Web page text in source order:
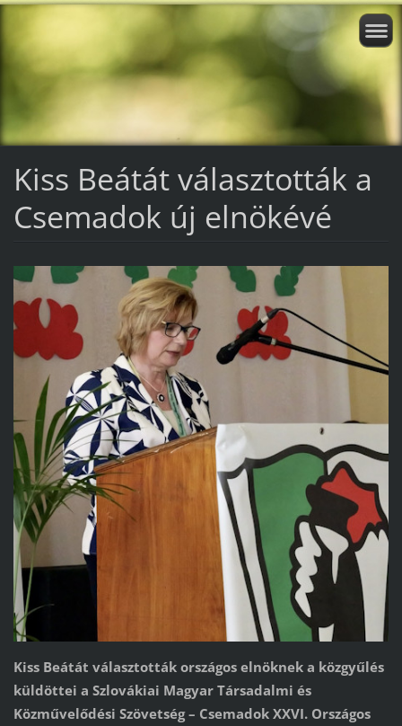
Kiss Beátát választották a
Csemadok új elnökévé
Kiss Beátát választották országos elnöknek a közgyűlés
küldöttei a Szlovákiai Magyar Társadalmi és
Közművelődési Szövetség – Csemadok XXVI. Országos